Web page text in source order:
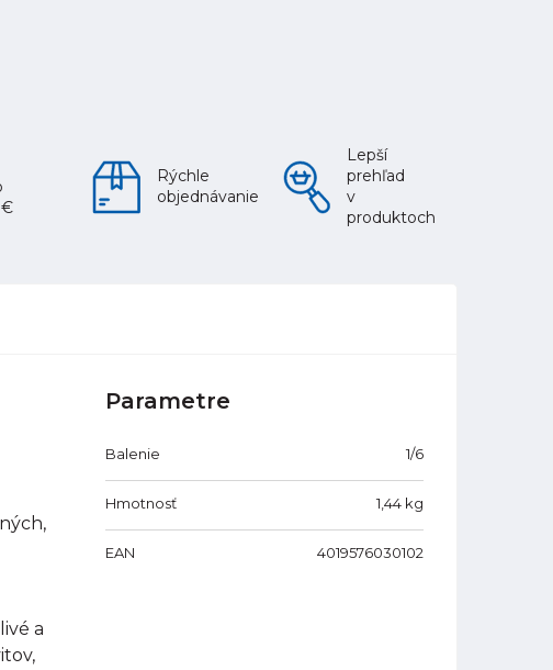
€
Rýchle
objednávanie
Lepší
prehľad
v
produktoch
a
Parametre
Balenie 1/6
Hmotnosť 1,44 kg
EAN 4019576030102